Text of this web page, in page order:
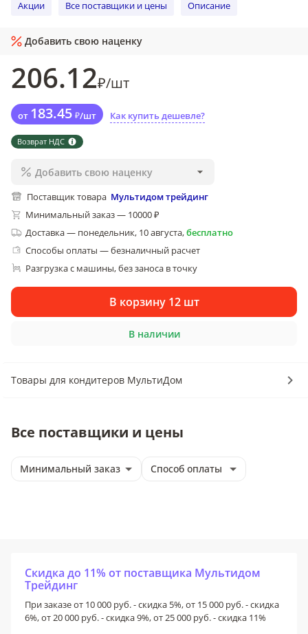
Акции Все поставщики и цены Описание
Добавить свою наценку
206.12₽/шт
от 183.45 ₽/шт Как купить дешевле?
Возврат НДС
Добавить свою наценку
Поставщик товара Мультидом трейдинг
Минимальный заказ — 10000 ₽
Доставка— понедельник, 10 августа,бесплатно
Способы оплаты — безналичный расчет
Разгрузка с машины, без заноса в точку
В корзину 12 шт
В наличии
Товары для кондитеров МультиДом
Все поставщики и цены
Минимальный заказ Способ оплаты
Скидка до 11% от поставщика Мультидом
Трейдинг
При заказе от 10 000 руб. - скидка 5%, от 15 000 руб. - скидка
6%, от 20 000 руб. - скидка 9%, от 25 000 руб. - скидка 11%